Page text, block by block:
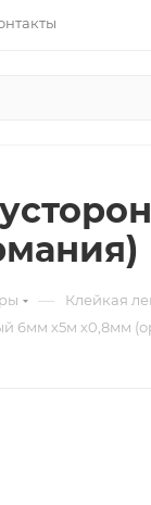
— Клейкая
6мм х5м х0,8мм